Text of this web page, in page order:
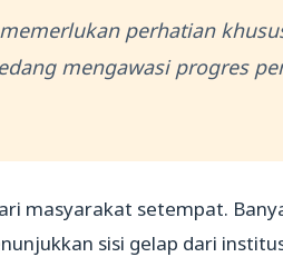
perhatian
mengawasi progres
masyarakat setempat.
sisi gelap dari